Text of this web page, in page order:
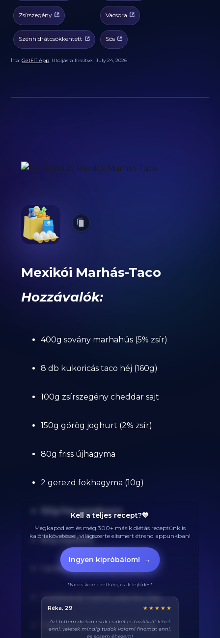
Zsírszegény Vacsora
Szénhidrátcsökkentett Sós
Írta:GetFIT App Utoljásra frissítve: July 24, 2026
Mexikói Marhás-Taco
Hozzávalók:
400g sovány marhahús (5% zsír)
8 db kukoricás taco héj (160g)
100g zsírszegény cheddar sajt
150g görög joghurt (2% zsír)
80g friss újhagyma
2 gerezd fokhagyma (10g)
150g friss paradicsom
80g jégsaláta
1 evőkanál olívaolaj (10ml)
1 teáskanál füstölt paprika (3g)
1 teáskanál őrölt kömény (3g)
Kell a teljes recept?💙
Megkapod ezt és még 300+ másik diétás receptünk is
kalóriakövetéssel, világszerte elismert étrend appunkban!
Ingyen kipróbálom! →
*Nincs kötelezettség, csak fejlődés*
Balázs, 38 ★★★★★
Végre tudom pontosan mennyi fehérjét eszem
naponta. A kaloriaszámláló sokat segít, előtte
össze-vissza zabáltam...